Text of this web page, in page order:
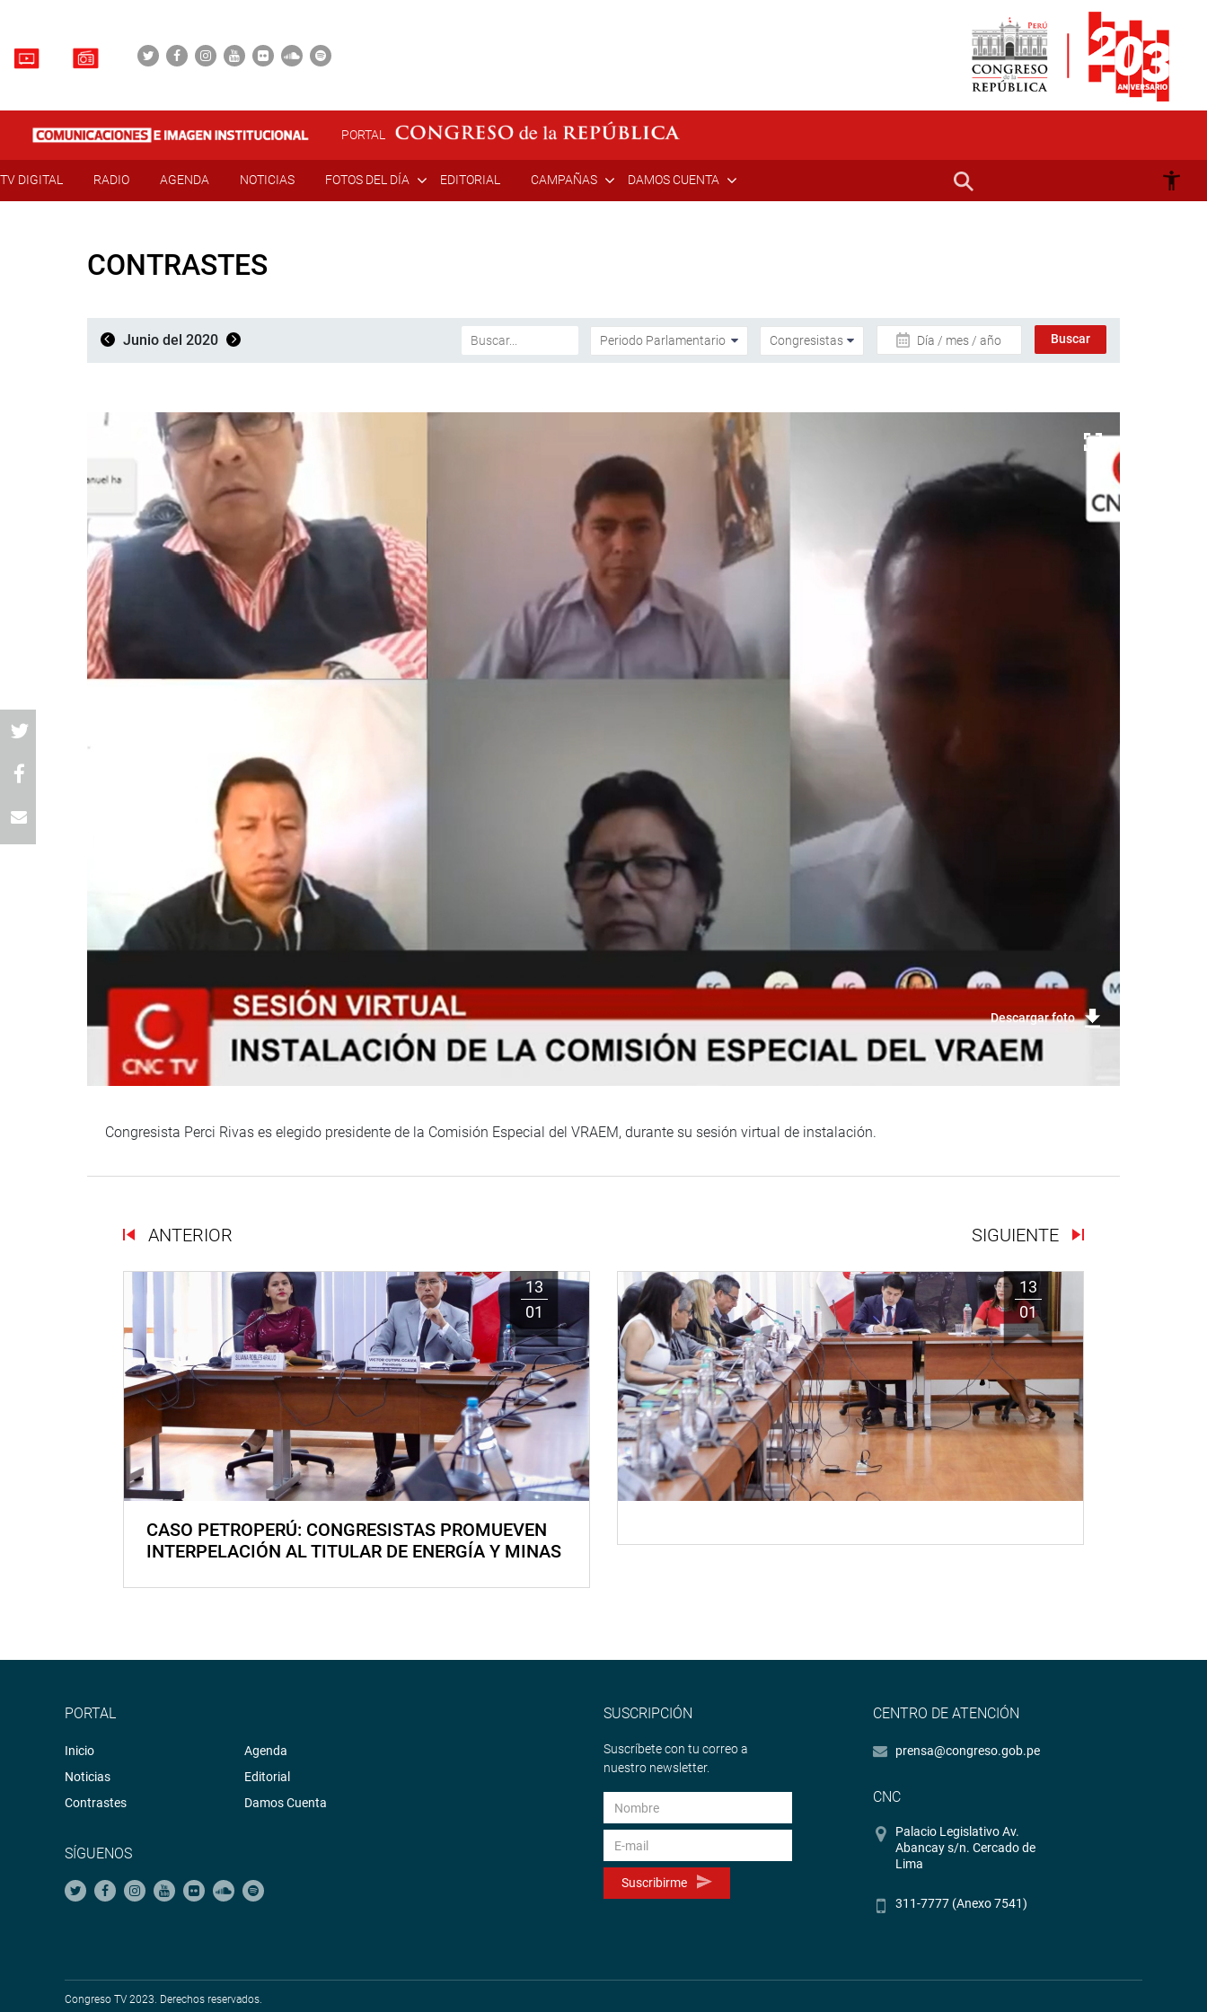
PORTAL
TV DIGITAL RADIO AGENDA NOTICIAS FOTOS DEL DÍA EDITORIAL CAMPAÑAS DAMOS CUENTA
CONTRASTES
Junio del 2020 Día / mes / año
Descargar foto
Congresista Perci Rivas es elegido presidente de la Comisión Especial del VRAEM, durante su sesión virtual de instalación.
ANTERIOR SIGUIENTE
13
01
CASO PETROPERÚ: CONGRESISTAS PROMUEVEN
INTERPELACIÓN AL TITULAR DE ENERGÍA Y MINAS
13
01
PORTAL
Inicio
Noticias
Contrastes
Agenda
Editorial
Damos Cuenta
SÍGUENOS
SUSCRIPCIÓN
Suscríbete con tu correo a
nuestro newsletter.
Suscribirme
CENTRO DE ATENCIÓN
prensa@congreso.gob.pe
CNC
Palacio Legislativo Av.
Abancay s/n. Cercado de
Lima
311-7777 (Anexo 7541)
Congreso TV 2023. Derechos reservados.